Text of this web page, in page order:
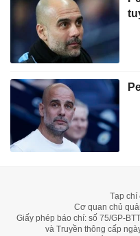
Tạp chí
Cơ quan chủ
Giấy phép báo chí: số 75/GP-
và Truyền thông cấp